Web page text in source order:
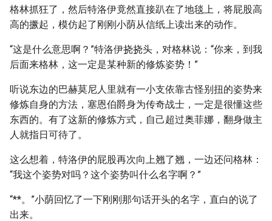
格林抓狂了，然后特洛伊竟然直接趴在了地毯上，将屁股高
高的撅起，模仿起了刚刚小荫从信纸上读出来的动作。
“这是什么意思啊？”特洛伊挠挠头，对格林说：“你来，到我
后面来格林，这一定是某种新的修炼姿势！”
听说东边的巴赫莫尼人里就有一小支依靠古怪别扭的姿势来
修炼自身的方法，塞恩伯爵身为传奇战士，一定是很懂这些
东西的。有了这新的修炼方式，自己超过奥菲娜，翻身做主
人就指日可待了。
这么想着，特洛伊的屁股再次向上翘了翘，一边还问格林：
“我这个姿势对吗？这个姿势叫什么名字啊？”
“**。”小荫回忆了一下刚刚那句话开头的名字，直白的说了
出来。